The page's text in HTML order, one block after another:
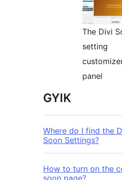
The Divi
setting
panel
GYIK
Where do I find the
Soon Settings?
How to turn on the
soon page?